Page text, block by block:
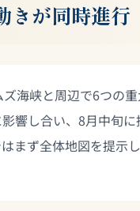
きが同時進行
海峡と周辺で6つの
響し合い、8月中旬
まず全体地図を提示